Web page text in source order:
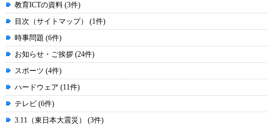
教育ICTの資料 (3件)
目次（サイトマップ） (1件)
時事問題 (6件)
お知らせ・ご挨拶 (24件)
スポーツ (4件)
ハードウェア (11件)
テレビ (6件)
3.11（東日本大震災） (3件)